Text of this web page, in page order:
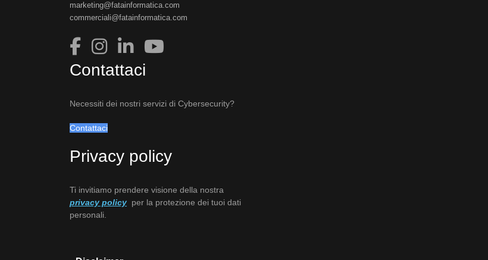
marketing@fatainformatica.com
commerciali@fatainformatica.com
Contattaci
Necessiti dei nostri servizi di Cybersecurity?
Contattaci
Privacy policy
Ti invitiamo prendere visione della nostra
privacy policy per la protezione dei tuoi dati
personali.